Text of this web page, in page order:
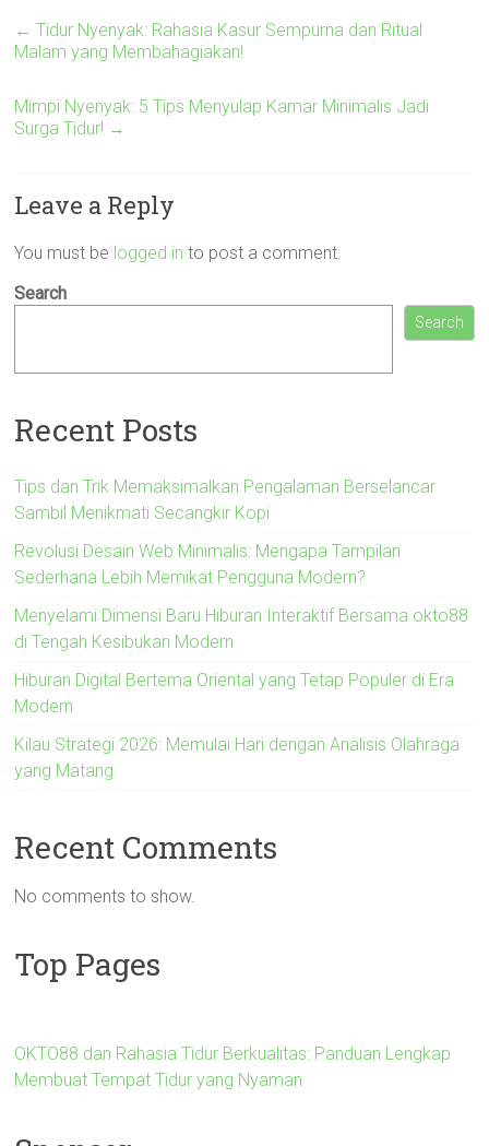
← Tidur Nyenyak: Rahasia Kasur Sempurna dan Ritual
Malam yang Membahagiakan!
Mimpi Nyenyak: 5 Tips Menyulap Kamar Minimalis Jadi
Surga Tidur! →
Leave a Reply
You must be logged in to post a comment.
Search
Search
Recent Posts
Tips dan Trik Memaksimalkan Pengalaman Berselancar
Sambil Menikmati Secangkir Kopi
Revolusi Desain Web Minimalis: Mengapa Tampilan
Sederhana Lebih Memikat Pengguna Modern?
Menyelami Dimensi Baru Hiburan Interaktif Bersama okto88
di Tengah Kesibukan Modern
Hiburan Digital Bertema Oriental yang Tetap Populer di Era
Modern
Kilau Strategi 2026: Memulai Hari dengan Analisis Olahraga
yang Matang
Recent Comments
No comments to show.
Top Pages
OKTO88 dan Rahasia Tidur Berkualitas: Panduan Lengkap
Membuat Tempat Tidur yang Nyaman